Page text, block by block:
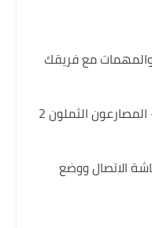
والمهمات مع فريقك
الثملون 2
الاتصال ووضع